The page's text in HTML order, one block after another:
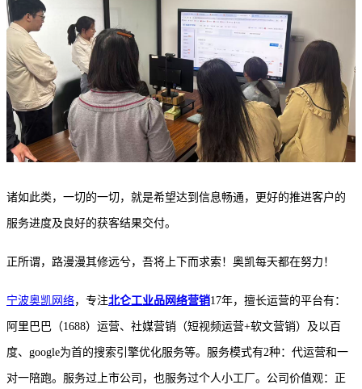
诸如此类，一切的一切，就是希望达到信息畅通，更好的推进客户的
服务进度及良好的获客结果交付。
正所谓，路漫漫其修远兮，吾将上下而求索！奥凯每天都在努力！
宁波奥凯网络，专注北仑工业品网络营销17年，擅长运营的平台有：
阿里巴巴（1688）运营、社媒营销（短视频运营+软文营销）及以百
度、google为首的搜索引擎优化服务等。服务模式有2种：代运营和一
对一陪跑。服务过上市公司，也服务过个人小工厂。公司价值观：正